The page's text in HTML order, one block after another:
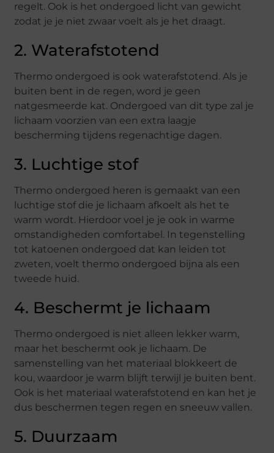
regelt. Ook is het ondergoed licht van gewicht
zodat je je niet zwaar voelt als je het draagt.
2. Waterafstotend
Thermo ondergoed is ook waterafstotend. Als je
buiten bent in de regen, word je geen
natgesmeerde kat. Ondergoed van dit type zal je
lichaam voorzien van een extra laagje
bescherming tijdens regenachtige dagen.
3. Luchtige stof
Thermo ondergoed heren is gemaakt van een
luchtige stof die je lichaam afkoelt als het te
warm wordt. Hierdoor voel je je ook in warme
omstandigheden comfortabel. In tegenstelling
tot katoenen ondergoed dat kan leiden tot
zweten, voelt thermo ondergoed bijna als een
tweede huid.
4. Beschermt je lichaam
Thermo ondergoed is niet alleen lekker warm,
maar het beschermt ook je lichaam. De
samenstelling van het materiaal blokkeert de
kou, waardoor je warm blijft terwijl je buiten bent.
Ook is het materiaal waterafstotend en kan het je
dus beschermen tegen regen en sneeuw vallen.
5. Duurzaam